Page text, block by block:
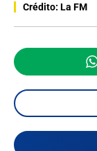
Crédito: La FM